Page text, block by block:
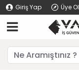
Giriş Yap Üye Ol